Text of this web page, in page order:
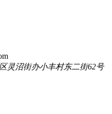
灵沼街办小丰村东二街62号